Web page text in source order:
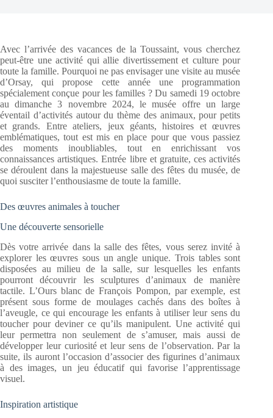
Avec l’arrivée des vacances de la Toussaint, vous cherchez
peut-être une activité qui allie divertissement et culture pour
toute la famille. Pourquoi ne pas envisager une visite au musée
d’Orsay, qui propose cette année une programmation
spécialement conçue pour les familles ? Du samedi 19 octobre
au dimanche 3 novembre 2024, le musée offre un large
éventail d’activités autour du thème des animaux, pour petits
et grands. Entre ateliers, jeux géants, histoires et œuvres
emblématiques, tout est mis en place pour que vous passiez
des moments inoubliables, tout en enrichissant vos
connaissances artistiques. Entrée libre et gratuite, ces activités
se déroulent dans la majestueuse salle des fêtes du musée, de
quoi susciter l’enthousiasme de toute la famille.
Des œuvres animales à toucher
Une découverte sensorielle
Dès votre arrivée dans la salle des fêtes, vous serez invité à
explorer les œuvres sous un angle unique. Trois tables sont
disposées au milieu de la salle, sur lesquelles les enfants
pourront découvrir les sculptures d’animaux de manière
tactile. L’Ours blanc de François Pompon, par exemple, est
présent sous forme de moulages cachés dans des boîtes à
l’aveugle, ce qui encourage les enfants à utiliser leur sens du
toucher pour deviner ce qu’ils manipulent. Une activité qui
leur permettra non seulement de s’amuser, mais aussi de
développer leur curiosité et leur sens de l’observation. Par la
suite, ils auront l’occasion d’associer des figurines d’animaux
à des images, un jeu éducatif qui favorise l’apprentissage
visuel.
Inspiration artistique